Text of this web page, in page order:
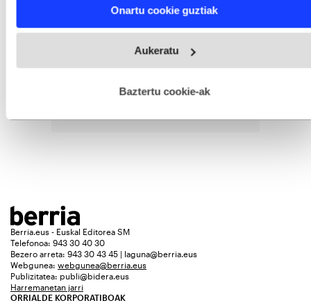
and set your preferences in thedetails section
fitxategiak erabiltzen ditu. Zure esperientzia eta zerbitzuak
esplizitua ematen diguzu.Gehiago irakurri
Onartu cookie guztiak
Aukeratu
Baztertu cookie-ak
Berria.eus - Euskal Editorea SM
Telefonoa: 943 30 40 30
Bezero arreta: 943 30 43 45 | laguna@berria.eus
Webgunea: webgunea@berria.eus
Publizitatea: publi@bidera.eus
Harremanetan jarri
ORRIALDE KORPORATIBOAK